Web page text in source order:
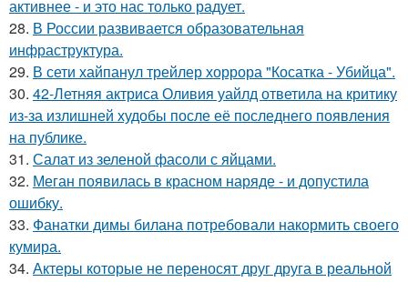
активнее - и это нас только радует.
28. В России развивается образовательная
инфраструктура.
29. В сети хайпанул трейлер хоррора "Косатка - Убийца".
30. 42-Летняя актриса Оливия уайлд ответила на критику
из-за излишней худобы после её последнего появления
на публике.
31. Салат из зеленой фасоли с яйцами.
32. Меган появилась в красном наряде - и допустила
ошибку.
33. Фанатки димы билана потребовали накормить своего
кумира.
34. Актеры которые не переносят друг друга в реальной